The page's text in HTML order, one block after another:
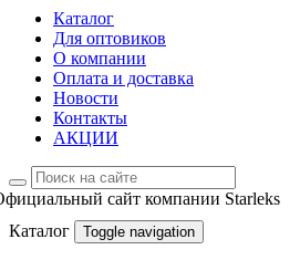
Каталог
Для оптовиков
О компании
Оплата и доставка
Новости
Контакты
АКЦИИ
сайт компании Starleks
Каталог
Toggle navigation